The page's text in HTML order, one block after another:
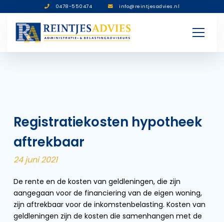
0478-550474 info@reintjesadvies.nl
Registratiekosten hypotheek
aftrekbaar
24 juni 2021
De rente en de kosten van geldleningen, die zijn
aangegaan voor de financiering van de eigen woning,
zijn aftrekbaar voor de inkomstenbelasting. Kosten van
geldleningen zijn de kosten die samenhangen met de